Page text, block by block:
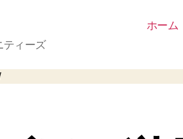
ティーズ
ホーム